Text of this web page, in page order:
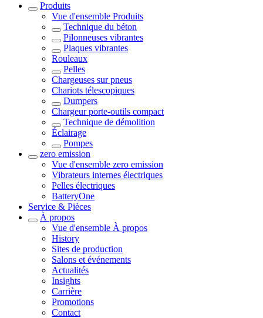
Produits
Vue d'ensemble Produits
Technique du béton
Pilonneuses vibrantes
Plaques vibrantes
Rouleaux
Pelles
Chargeuses sur pneus
Chariots télescopiques
Dumpers
Chargeur porte-outils compact
Technique de démolition
Éclairage
Pompes
zero emission
Vue d'ensemble zero emission
Vibrateurs internes électriques
Pelles électriques
BatteryOne
Service & Pièces
À propos
Vue d'ensemble À propos
History
Sites de production
Salons et événements
Actualités
Insights
Carrière
Promotions
Contact